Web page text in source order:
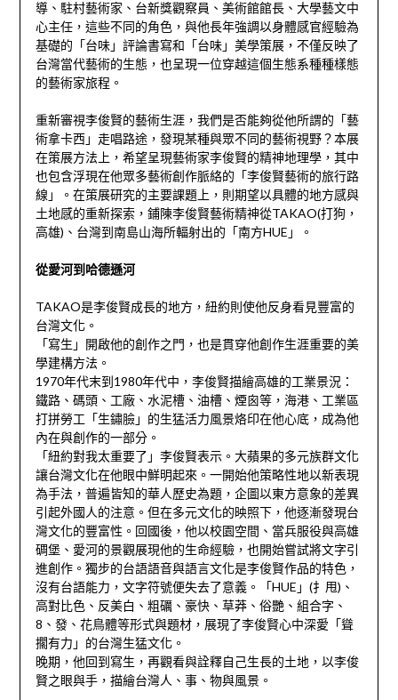
導、駐村藝術家、台新獎觀察員、美術館館長、大學藝文中
心主任，這些不同的角色，與他長年強調以身體感官經驗為
基礎的「台味」評論書寫和「台味」美學策展，不僅反映了
台灣當代藝術的生態，也呈現一位穿越這個生態系種種樣態
的藝術家旅程。
重新審視李俊賢的藝術生涯，我們是否能夠從他所謂的「藝
術拿卡西」走唱路途，發現某種與眾不同的藝術視野？本展
在策展方法上，希望呈現藝術家李俊賢的精神地理學，其中
也包含浮現在他眾多藝術創作脈絡的「李俊賢藝術的旅行路
線」。在策展研究的主要課題上，則期望以具體的地方感與
土地感的重新探索，鋪陳李俊賢藝術精神從TAKAO(打狗，
高雄)、台灣到南島山海所輻射出的「南方HUE」。
從愛河到哈德遜河
TAKAO是李俊賢成長的地方，紐約則使他反身看見豐富的
台灣文化。
「寫生」開啟他的創作之門，也是貫穿他創作生涯重要的美
學建構方法。
1970年代末到1980年代中，李俊賢描繪高雄的工業景況：
鐵路、碼頭、工廠、水泥槽、油槽、煙囪等，海港、工業區
打拼勞工「生鏽臉」的生猛活力風景烙印在他心底，成為他
內在與創作的一部分。
「紐約對我太重要了」李俊賢表示。大蘋果的多元族群文化
讓台灣文化在他眼中鮮明起來。一開始他策略性地以新表現
為手法，普遍皆知的華人歷史為題，企圖以東方意象的差異
引起外國人的注意。但在多元文化的映照下，他逐漸發現台
灣文化的豐富性。回國後，他以校園空間、當兵服役與高雄
碉堡、愛河的景觀展現他的生命經驗，也開始嘗試將文字引
進創作。獨步的台語語音與語言文化是李俊賢作品的特色，
沒有台語能力，文字符號便失去了意義。「HUE」(扌甩)、
高對比色、反美白、粗礪、豪快、草莽、俗艷、組合字、
8、發、花鳥體等形式與題材，展現了李俊賢心中深愛「聳
擱有力」的台灣生猛文化。
晚期，他回到寫生，再觀看與詮釋自己生長的土地，以李俊
賢之眼與手，描繪台灣人、事、物與風景。